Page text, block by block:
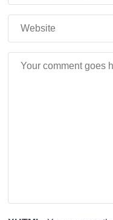
Ностальгия
анимация рук при